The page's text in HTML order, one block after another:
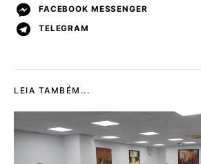
FACEBOOK MESSENGER
TELEGRAM
LEIA TAMBÉM...